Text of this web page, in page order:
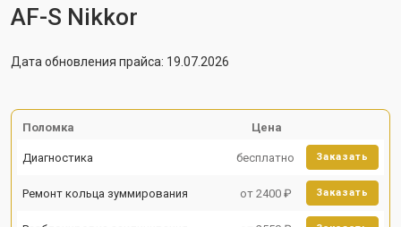
AF-S Nikkor
Дата обновления прайса: 19.07.2026
Поломка Цена
Диагностика бесплатно Заказать
Ремонт кольца зуммирования от 2400 ₽ Заказать